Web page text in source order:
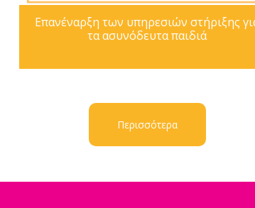
Επανέναρξη των υπηρεσιών στήριξης
τα ασυνόδευτα παιδιά
Περισσότερα